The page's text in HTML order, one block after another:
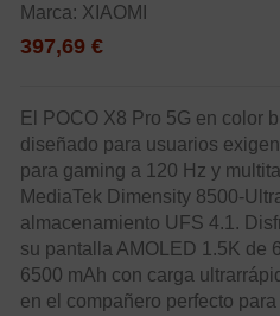
Marca: XIAOMI
397,69 €
El POCO X8 Pro 5G en color
diseñado para usuarios
para gaming a 120 Hz y
MediaTek Dimensity 8500-
almacenamiento UFS 4.1.
su pantalla AMOLED 1.5K de
6500 mAh con carga
en el compañero perfecto